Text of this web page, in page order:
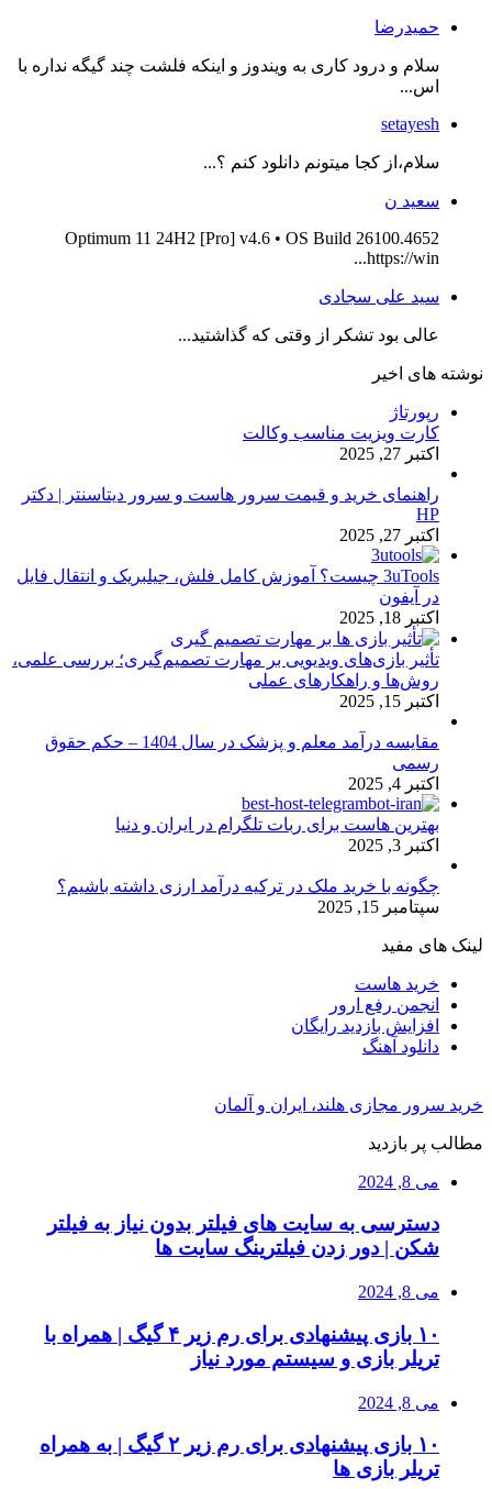
حمیدرضا
سلام و درود کاری به ویندوز و اینکه فلشت چند گیگه نداره با
اس...
setayesh
سلام،از کجا میتونم دانلود کنم ؟...
سعید ن
Optimum 11 24H2 [Pro] v4.6 • OS Build 26100.4652
https://win...
سید علی سجادی
عالی بود تشکر از وقتی که گذاشتید...
نوشته های اخیر
رپورتاژ
کارت ویزیت مناسب وکالت
اکتبر 27, 2025
راهنمای خرید و قیمت سرور هاست و سرور دیتاسنتر | دکتر
HP
اکتبر 27, 2025
3uTools چیست؟ آموزش کامل فلش، جیلبریک و انتقال فایل
در آیفون
اکتبر 18, 2025
تأثیر بازی‌های ویدیویی بر مهارت تصمیم‌گیری؛ بررسی علمی،
روش‌ها و راهکارهای عملی
اکتبر 15, 2025
مقایسه درآمد معلم و پزشک در سال 1404 – حکم حقوق
رسمی
اکتبر 4, 2025
بهترین هاست برای ربات تلگرام در ایران و دنیا
اکتبر 3, 2025
چگونه با خرید ملک در ترکیه درآمد ارزی داشته باشیم؟
سپتامبر 15, 2025
لینک های مفید
خرید هاست
انجمن رفع ارور
افزایش بازدید رایگان
دانلود آهنگ
خرید سرور مجازی هلند، ایران و آلمان
مطالب پر بازدید
می 8, 2024
دسترسی به سایت های فیلتر بدون نیاز به فیلتر
شکن | دور زدن فیلترینگ سایت ها
می 8, 2024
۱۰ بازی پیشنهادی برای رم زیر ۴ گیگ | همراه با
تریلر بازی و سیستم مورد نیاز
می 8, 2024
۱۰ بازی پیشنهادی برای رم زیر ۲ گیگ | به همراه
تریلر بازی ها